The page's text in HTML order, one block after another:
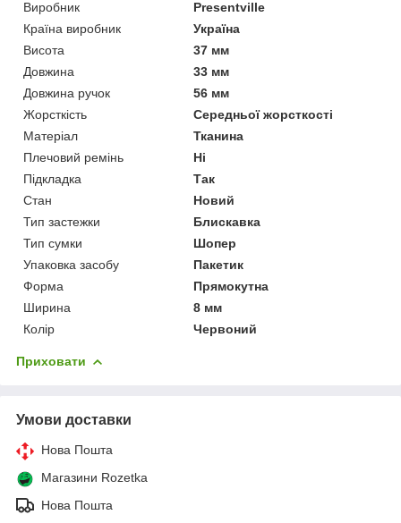
Виробник
Presentville
Країна виробник
Україна
Висота
37 мм
Довжина
33 мм
Довжина ручок
56 мм
Жорсткість
Середньої жорсткості
Матеріал
Тканина
Плечовий ремінь
Ні
Підкладка
Так
Стан
Новий
Тип застежки
Блискавка
Тип сумки
Шопер
Упаковка засобу
Пакетик
Форма
Прямокутна
Ширина
8 мм
Колір
Червоний
Приховати
Умови доставки
Нова Пошта
Магазини Rozetka
Нова Пошта